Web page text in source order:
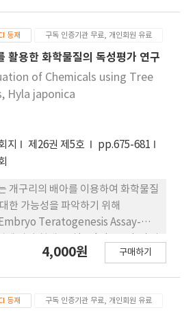
출현하였으며 이후 3월~7월까지 일
형성이 정지되었고 GSI와 세정관의
를 나타내었다. 본 결과들로 보아 한
의 GSI는 7월에서 8월 사이에 유의
타내며 번식기는 2월로 확인되었다.
등재 구독 인증기관 무료, 개인회원 유료
활용한 화학물질의 독성평가 연구
of Chemicals using Tree
Hyla japonica
지 제26권 제5호
pp.675-681
개구리의 배아를 이용하여 화학물질
한 가능성을 파악하기 위해
Teratogenesis Assay-
면서 Cu2+과 Tebuconazole의 효과
사율과 기형율은 증가하였으며
4,000원 구매하기
등재 구독 인증기관 무료, 개인회원 유료